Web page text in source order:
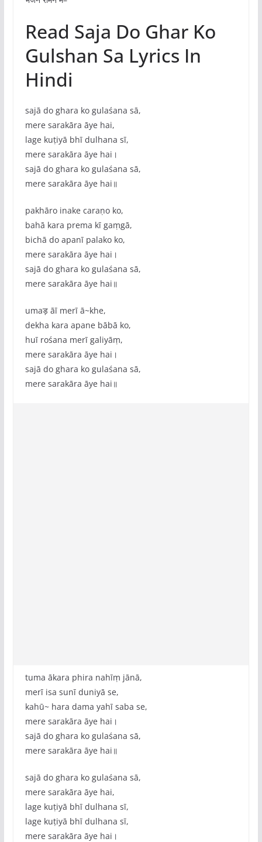
Read Saja Do Ghar Ko
Gulshan Sa Lyrics In
Hindi
sajā do ghara ko gulaśana sā,
mere sarakāra āye hai,
lage kuṭiyā bhī dulhana sī,
mere sarakāra āye hai।
sajā do ghara ko gulaśana sā,
mere sarakāra āye hai॥
pakhāro inake caraṇo ko,
bahā kara prema kī gaṃgā,
bichā do apanī palako ko,
mere sarakāra āye hai।
sajā do ghara ko gulaśana sā,
mere sarakāra āye hai॥
umaड़ āī merī ā~khe,
dekha kara apane bābā ko,
huī rośana merī galiyāṃ,
mere sarakāra āye hai।
sajā do ghara ko gulaśana sā,
mere sarakāra āye hai॥
tuma ākara phira nahīṃ jānā,
merī isa sunī duniyā se,
kahū~ hara dama yahī saba se,
mere sarakāra āye hai।
sajā do ghara ko gulaśana sā,
mere sarakāra āye hai॥
sajā do ghara ko gulaśana sā,
mere sarakāra āye hai,
lage kuṭiyā bhī dulhana sī,
lage kuṭiyā bhī dulhana sī,
mere sarakāra āye hai।